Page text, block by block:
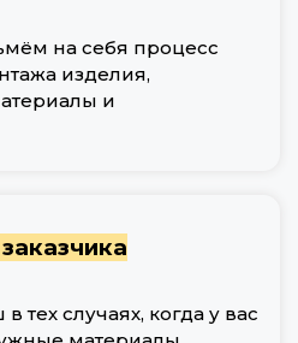
на себя процесс
изделия,
и
тех случаях, когда у вас